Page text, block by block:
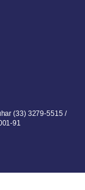
(33) 3279-5515 /
91